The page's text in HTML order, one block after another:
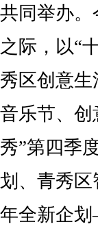
共同举办
之际，以“
秀区创意生
音乐节、创
秀”第四季
划、青秀
年全新企